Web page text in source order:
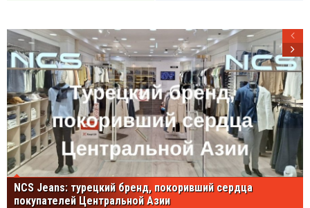
NCS Jeans: турецкий бренд, покоривший сердца
покупателей Центральной Азии